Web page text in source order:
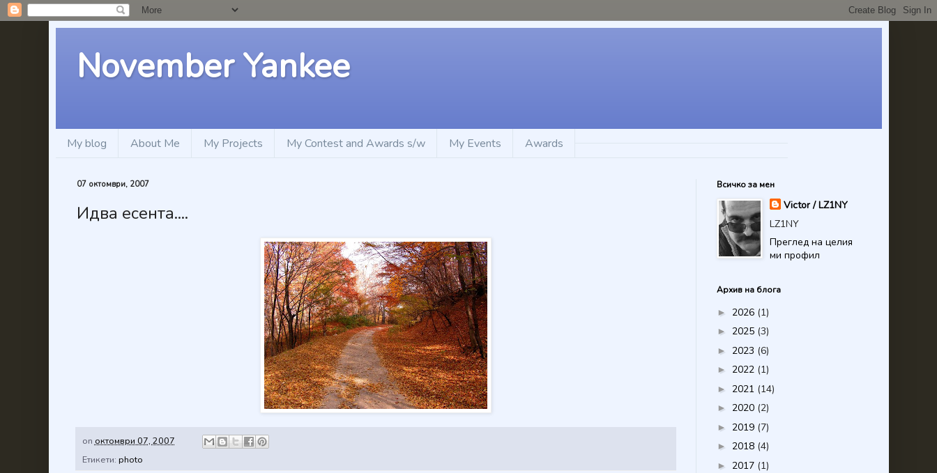
November Yankee
My blog About Me My Projects My Contest and Awards s/w My Events Awards
07 октомври, 2007
Идва есента....
on октомври 07, 2007
Етикети: photo
Всичко за мен
Victor / LZ1NY
LZ1NY
Преглед на целия
ми профил
Архив на блога
► 2026 (1)
► 2025 (3)
► 2023 (6)
► 2022 (1)
► 2021 (14)
► 2020 (2)
► 2019 (7)
► 2018 (4)
► 2017 (1)